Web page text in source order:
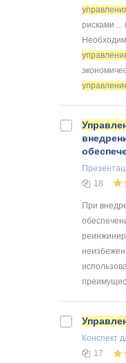
рисками ...
18
При
Конспект
17